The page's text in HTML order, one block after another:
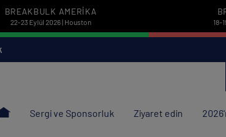
BREAKBULK AMERIKA
22-23 Eylül 2026 | Houston 18-
Sergi ve Sponsorluk Ziyaret edin